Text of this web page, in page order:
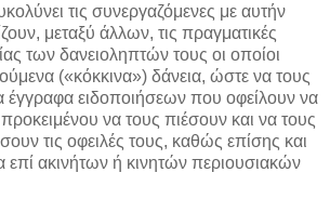
τις συνεργαζόμενες με αυτήν
μεταξύ άλλων, τις πραγματικές
των δανειοληπτών τους οι οποίοι
(«κόκκινα») δάνεια, ώστε να τους
έγγραφα ειδοποιήσεων που οφείλουν να
να τους πιέσουν και να τους
τις οφειλές τους, καθώς επίσης και
επί ακινήτων ή κινητών περιουσιακών